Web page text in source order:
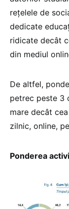
rețelele de
dedicate
ridicate decât
din mediul
De altfel,
petrec peste 3
mare decât
zilnic, online,
Ponderea